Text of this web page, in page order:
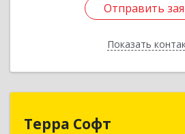
Отправить
Показать
Отправить
Назад
Терра Софт